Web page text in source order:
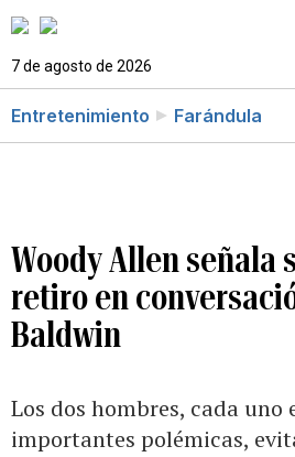
7 de agosto de 2026
Entretenimiento Farándula
Woody Allen señala
retiro en
Baldwin
Los dos hombres, cada uno
importantes polémicas,